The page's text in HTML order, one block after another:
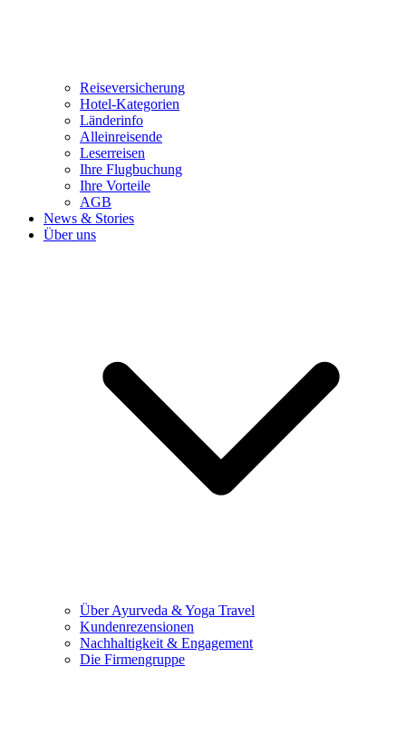
Reiseversicherung
Hotel-Kategorien
Länderinfo
Alleinreisende
Leserreisen
Ihre Flugbuchung
Ihre Vorteile
AGB
News & Stories
Über uns
Über Ayurveda & Yoga Travel
Kundenrezensionen
Nachhaltigkeit & Engagement
Die Firmengruppe